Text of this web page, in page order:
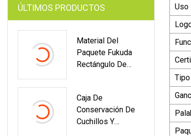
ÚLTIMOS PRODUCTOS
Material Del
Paquete Fukuda
Rectángulo De
Preservación De La
Frescura Caja De
Contenedores De
Caja De
Conservación De
Cuchillos Y
Uso
Tipo